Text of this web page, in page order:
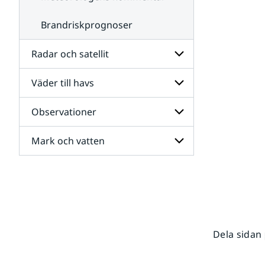
Brandriskprognoser
Radar och satellit
Undersidor
för
Radar
och
satellit
Väder till havs
Undersidor
för
Väder
till
havs
Observationer
Undersidor
för
Mark och vatten
Dela sidan